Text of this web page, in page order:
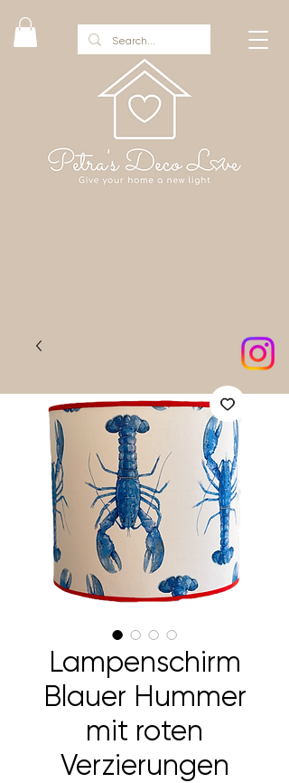
Lampenschirm
Blauer Hummer
mit roten
Verzierungen